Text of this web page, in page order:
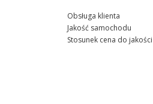
Obsługa klienta
Jakość samochodu
Stosunek cena do jakości